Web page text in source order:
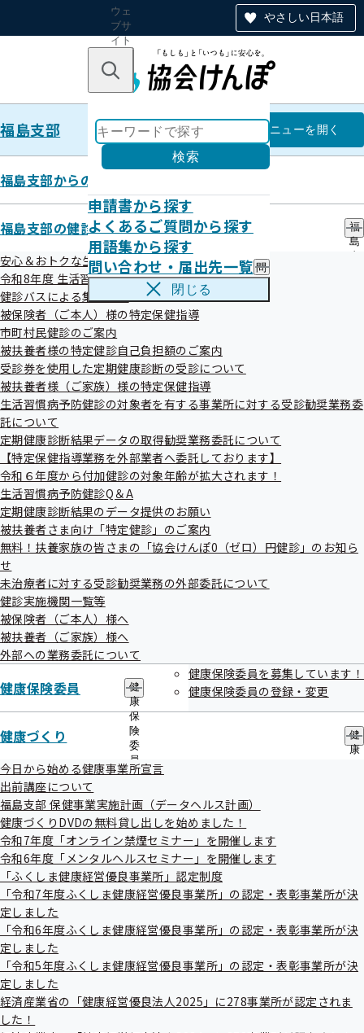
やさしい日本語
ウェ
ブサ
イト
のナ
ン
キーワードで探す
検索
申請書から探す
よくあるご質問から探す
用語集から探す
問い合わせ・届出先一覧 問
い
一
覧
サ
ブ
メ
閉じる
福島支部 福島支部
メニューを開く
福島支部からのお知らせ
福島支部の健診・保健指導のご案内
福
島
の
ー
安心＆おトクな生活習慣病予防健診はコチラ！
令和8年度 生活習慣病予防健診について
健診バスによる集合健診
被保険者（ご本人）様の特定保健指導
市町村民健診のご案内
被扶養者様の特定健診自己負担額のご案内
受診券を使用した定期健康診断の受診について
被扶養者様（ご家族）様の特定保健指導
生活習慣病予防健診の対象者を有する事業所に対する受診勧奨業務委
託について
定期健康診断結果データの取得勧奨業務委託について
【特定保健指導業務を外部業者へ委託しております】
令和６年度から付加健診の対象年齢が拡大されます！
生活習慣病予防健診Q＆A
定期健康診断結果のデータ提供のお願い
被扶養者さま向け「特定健診」のご案内
無料！扶養家族の皆さまの「協会けんぽ0（ゼロ）円健診」のお知ら
せ
未治療者に対する受診勧奨業務の外部委託について
健診実施機関一覧等
被保険者（ご本人）様へ
被扶養者（ご家族）様へ
外部への業務委託について
健康保険委員
健
康
保
険
委
員
の
ブ
メ
ニ
ュ
ー
健康保険委員を募集しています！
健康保険委員の登録・変更
健康づくり
健
康
ー
今日から始める健康事業所宣言
出前講座について
福島支部 保健事業実施計画（データヘルス計画）
健康づくりDVDの無料貸し出しを始めました！
令和7年度「オンライン禁煙セミナー」を開催します
令和6年度「メンタルヘルスセミナー」を開催します
「ふくしま健康経営優良事業所」認定制度
「令和7年度ふくしま健康経営優良事業所」の認定・表彰事業所が決
定しました
「令和6年度ふくしま健康経営優良事業所」の認定・表彰事業所が決
定しました
「令和5年度ふくしま健康経営優良事業所」の認定・表彰事業所が決
定しました
経済産業省の「健康経営優良法人2025」に278事業所が認定されま
した！
調達情報
公開中
一般競争入札
公告日
調達件名
令和08年07月
30日
新聞広告等を活用した福島支部事業の広
報にかかる業務委託
公告日
令和08年07月
27日
個人情報書類等の運搬廃棄業務委託
令和08年07月
27日
令和８年度 事業所健康度カルテ印刷・発
送業務委託
企画競争
現在公告中の調達情報はありません
公募
公告日
調達件名
令和08年05月
01日
健指導業務の委託機関の募集について
令和08年05月
01日
務委託機関の募集について